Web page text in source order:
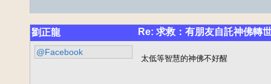
劉正龍 Re: 求救：有朋友自託神佛轉
@Facebook
太低等智慧的神佛不好醒